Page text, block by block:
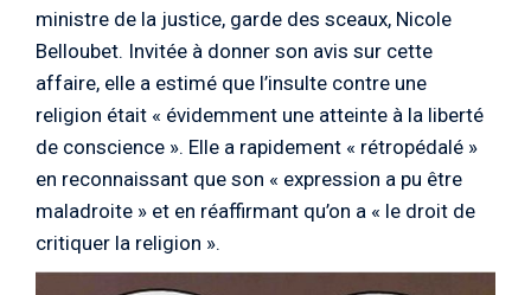
ministre de la justice, garde des sceaux, Nicole
Belloubet. Invitée à donner son avis sur cette
affaire, elle a estimé que l’insulte contre une
religion était « évidemment une atteinte à la liberté
de conscience ». Elle a rapidement « rétropédalé »
en reconnaissant que son « expression a pu être
maladroite » et en réaffirmant qu’on a « le droit de
critiquer la religion ».